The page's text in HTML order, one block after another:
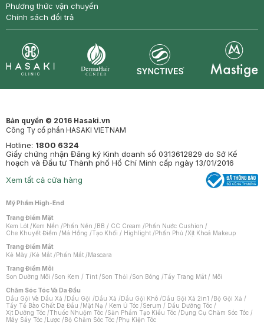
Phương thức vận chuyển
Chính sách đổi trả
Bản quyền © 2016 Hasaki.vn
Công Ty cổ phần HASAKI VIETNAM
Hotline: 1800 6324
Giấy chứng nhận Đăng ký Kinh doanh số 0313612829 do Sở Kế
hoạch và Đầu tư Thành phố Hồ Chí Minh cấp ngày 13/01/2016
Xem tất cả cửa hàng
Mỹ Phẩm High-End
Trang Điểm Mặt
Kem Lót /Kem Nền /Phấn Nền /BB / CC Cream /Phấn Nước Cushion /
Che Khuyết Điểm /Má Hồng /Tạo Khối / Highlight /Phấn Phủ /Xịt Khoá Makeup
Trang Điểm Mắt
Kẻ Mày /Kẻ Mắt /Phấn Mắt /Mascara
Trang Điểm Môi
Son Dưỡng Môi /Son Kem / Tint /Son Thỏi /Son Bóng /Tẩy Trang Mắt / Môi
Chăm Sóc Tóc Và Da Đầu
Dầu Gội Và Dầu Xả /Dầu Gội /Dầu Xả /Dầu Gội Khô /Dầu Gội Xả 2in1 /Bộ Gội Xả /
Tẩy Tế Bào Chết Da Đầu /Mặt Nạ / Kem Ủ Tóc /Serum / Dầu Dưỡng Tóc /
Xịt Dưỡng Tóc /Thuốc Nhuộm Tóc /Sản Phẩm Tạo Kiểu Tóc /Dụng Cụ Chăm Sóc Tóc /
Máy Sấy Tóc /Lược /Bộ Chăm Sóc Tóc /Phụ Kiện Tóc